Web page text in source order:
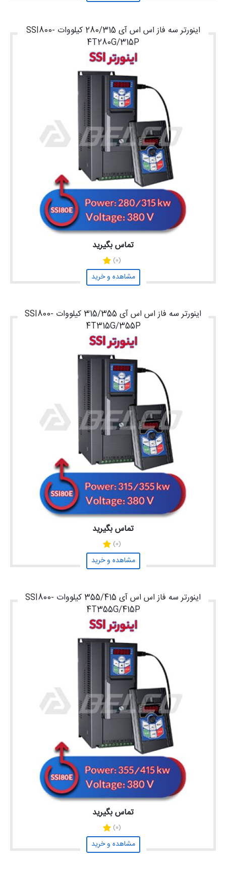
اینورتر سه فاز اس اس آی 280/315 کیلووات SSI800-
4T280G/315P
تماس بگیرید
(0)
مشاهده و خرید
اینورتر سه فاز اس اس آی 315/355 کیلووات SSI800-
4T315G/355P
تماس بگیرید
(0)
مشاهده و خرید
اینورتر سه فاز اس اس آی 355/415 کیلووات SSI800-
4T355G/415P
تماس بگیرید
(0)
مشاهده و خرید